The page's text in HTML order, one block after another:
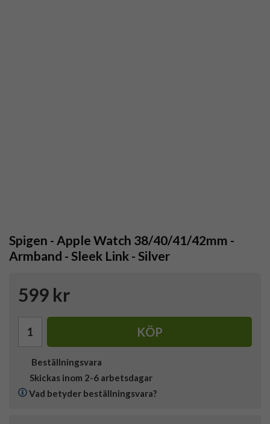
Spigen - Apple Watch 38/40/41/42mm -
Armband - Sleek Link - Silver
599 kr
KÖP
Beställningsvara
Skickas inom 2-6 arbetsdagar
Vad betyder beställningsvara?